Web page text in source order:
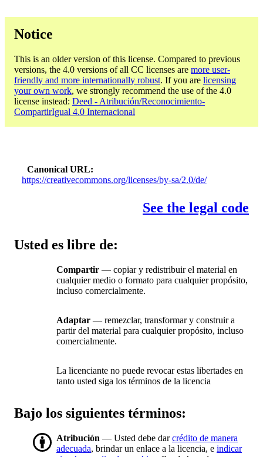
Notice
This is an older version of this license. Compared to previous
versions, the 4.0 versions of all CC licenses are more user-
friendly and more internationally robust. If you are licensing
your own work, we strongly recommend the use of the 4.0
license instead: Deed - Atribución/Reconocimiento-
CompartirIgual 4.0 Internacional
Canonical URL
https://creativecommons.org/licenses/by-sa/2.0/de/
See the legal code
Usted es libre de:
Compartir — copiar y redistribuir el material en
cualquier medio o formato para cualquier propósito,
incluso comercialmente.
Adaptar — remezclar, transformar y construir a
partir del material para cualquier propósito, incluso
comercialmente.
La licenciante no puede revocar estas libertades en
tanto usted siga los términos de la licencia
Bajo los siguientes términos:
Atribución — Usted debe darcrédito de manera
adecuada, brindar un enlace a la licencia, e indicar